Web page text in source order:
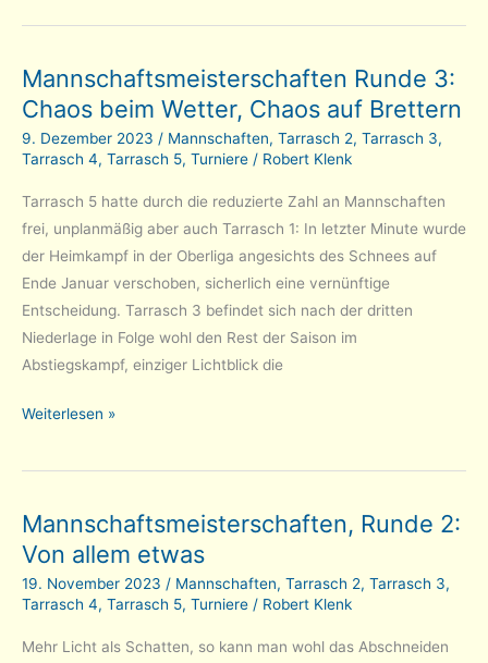
Teams
Freud
und
Leid:
2.
rauf,
1.
Mannschaft
runter
Mannschaftsmeisterschaften Runde 3:
Chaos beim Wetter, Chaos auf Brettern
9. Dezember 2023 / Mannschaften, Tarrasch 2, Tarrasch 3,
Tarrasch 4, Tarrasch 5, Turniere / Robert Klenk
Tarrasch 5 hatte durch die reduzierte Zahl an Mannschaften
frei, unplanmäßig aber auch Tarrasch 1: In letzter Minute wurde
der Heimkampf in der Oberliga angesichts des Schnees auf
Ende Januar verschoben, sicherlich eine vernünftige
Entscheidung. Tarrasch 3 befindet sich nach der dritten
Niederlage in Folge wohl den Rest der Saison im
Abstiegskampf, einziger Lichtblick die
Mannschaftsmeisterschaften
3:
beim
Wetter,
Chaos
auf
Weiterlesen »
Mannschaftsmeisterschaften, Runde 2:
Von allem etwas
19. November 2023 / Mannschaften, Tarrasch 2, Tarrasch 3,
Tarrasch 4, Tarrasch 5, Turniere / Robert Klenk
Mehr Licht als Schatten, so kann man wohl das Abschneiden